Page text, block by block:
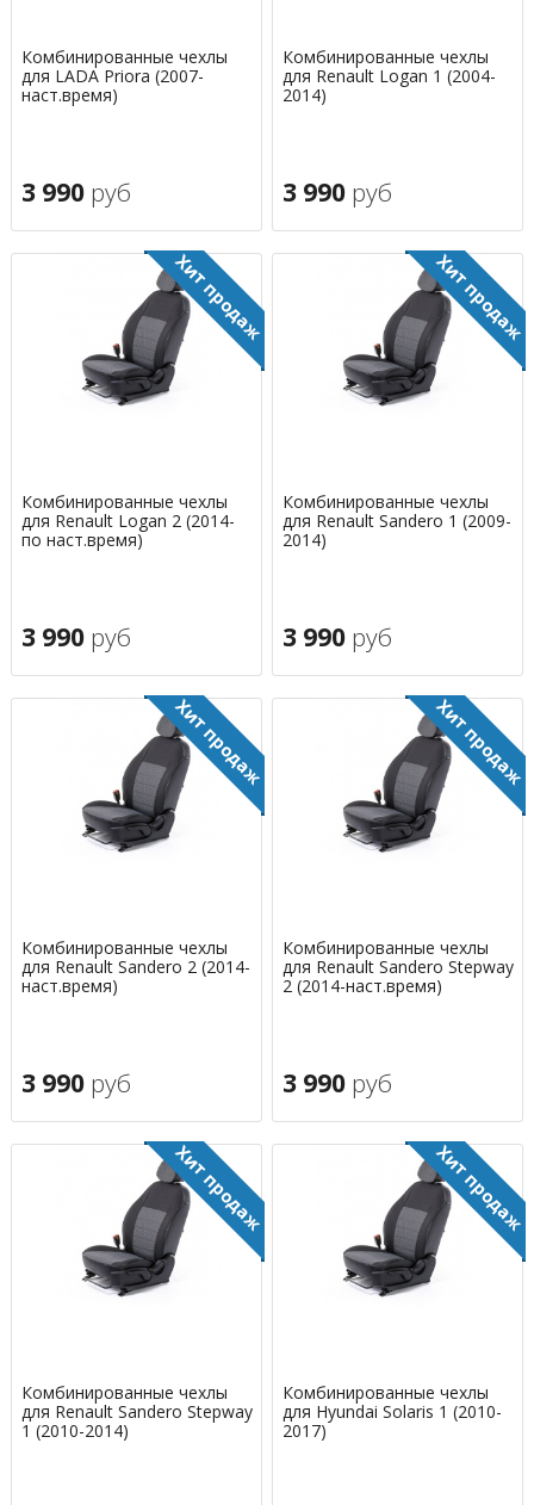
Комбинированные чехлы
для LADA Priora (2007-
наст.время)
3 990 руб
Комбинированные чехлы
для Renault Logan 1 (2004-
2014)
3 990 руб
Комбинированные чехлы
для Renault Logan 2 (2014-
по наст.время)
3 990 руб
Комбинированные чехлы
для Renault Sandero 1 (2009-
2014)
3 990 руб
Комбинированные чехлы
для Renault Sandero 2 (2014-
наст.время)
3 990 руб
Комбинированные чехлы
для Renault Sandero Stepway
2 (2014-наст.время)
3 990 руб
Комбинированные чехлы
для Renault Sandero Stepway
1 (2010-2014)
Комбинированные чехлы
для Hyundai Solaris 1 (2010-
2017)